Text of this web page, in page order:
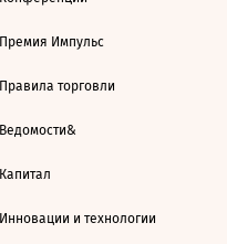
Премия Импульс
Правила торговли
Ведомости&
Капитал
Инновации и технологии